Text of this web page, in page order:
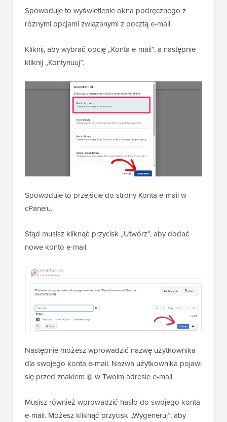
Spowoduje to wyświetlenie okna podręcznego z
różnymi opcjami związanymi z pocztą e-mail.
Kliknij, aby wybrać opcję „Konta e-mail”, a następnie
kliknij „Kontynuuj”.
Spowoduje to przejście do strony Konta e-mail w
cPanelu.
Stąd musisz kliknąć przycisk „Utwórz”, aby dodać
nowe konto e-mail.
Następnie możesz wprowadzić nazwę użytkownika
dla swojego konta e-mail. Nazwa użytkownika pojawi
się przed znakiem @ w Twoim adresie e-mail.
Musisz również wprowadzić hasło do swojego konta
e-mail. Możesz kliknąć przycisk „Wygeneruj”, aby